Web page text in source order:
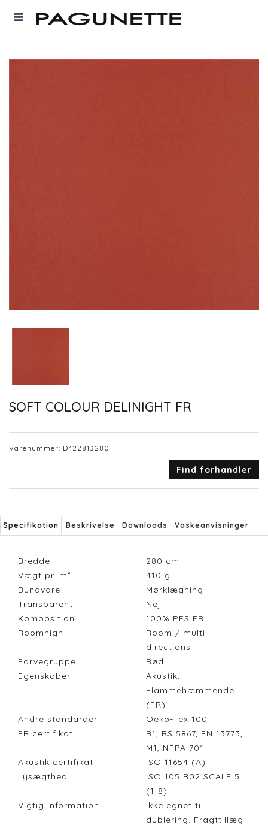
SOFT COLOUR DELINIGHT FR
Varenummer: D422813280
Find forhandler
Specifikation Beskrivelse Downloads Vaskeanvisninger
Bredde 280 cm
Vægt pr. m²
410 g
Bundvare
Mørklægning
Transparent
Nej
Komposition
100% PES FR
Roomhigh
Room / multi
directions
Farvegruppe
Rød
Egenskaber
Akustik,
Flammehæmmende
(FR)
Andre standarder
Oeko-Tex 100
FR certifikat
B1, BS 5867, EN 13773,
M1, NFPA 701
Akustik certifikat
ISO 11654 (A)
Lysægthed
ISO 105 B02 SCALE 5
(1-8)
Vigtig Information
Ikke egnet til
dublering. Fragttillæg